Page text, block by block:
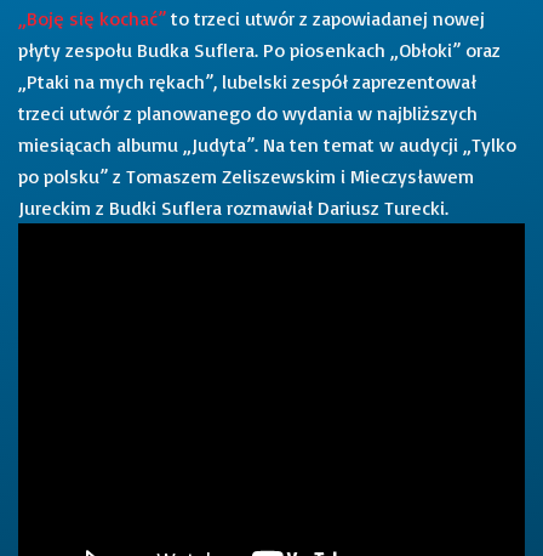
„Boję się kochać” to trzeci utwór z zapowiadanej nowej
płyty zespołu Budka Suflera. Po piosenkach „Obłoki” oraz
„Ptaki na mych rękach”, lubelski zespół zaprezentował
trzeci utwór z planowanego do wydania w najbliższych
miesiącach albumu „Judyta”. Na ten temat w audycji „Tylko
po polsku” z Tomaszem Zeliszewskim i Mieczysławem
Jureckim z Budki Suflera rozmawiał Dariusz Turecki.